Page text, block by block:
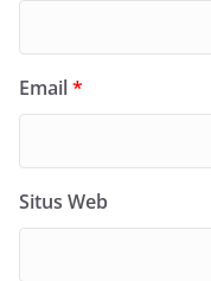
Email*
Situs Web